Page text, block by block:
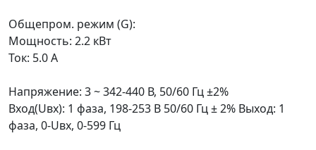
Общепром. режим (G):
Мощность: 2.2 кВт
Ток: 5.0 А
Напряжение: 3 ~ 342-440 В, 50/60 Гц ±2%
Вход(Uвх): 1 фаза, 198-253 В 50/60 Гц ± 2% Выход: 1
фаза, 0-Uвх, 0-599 Гц